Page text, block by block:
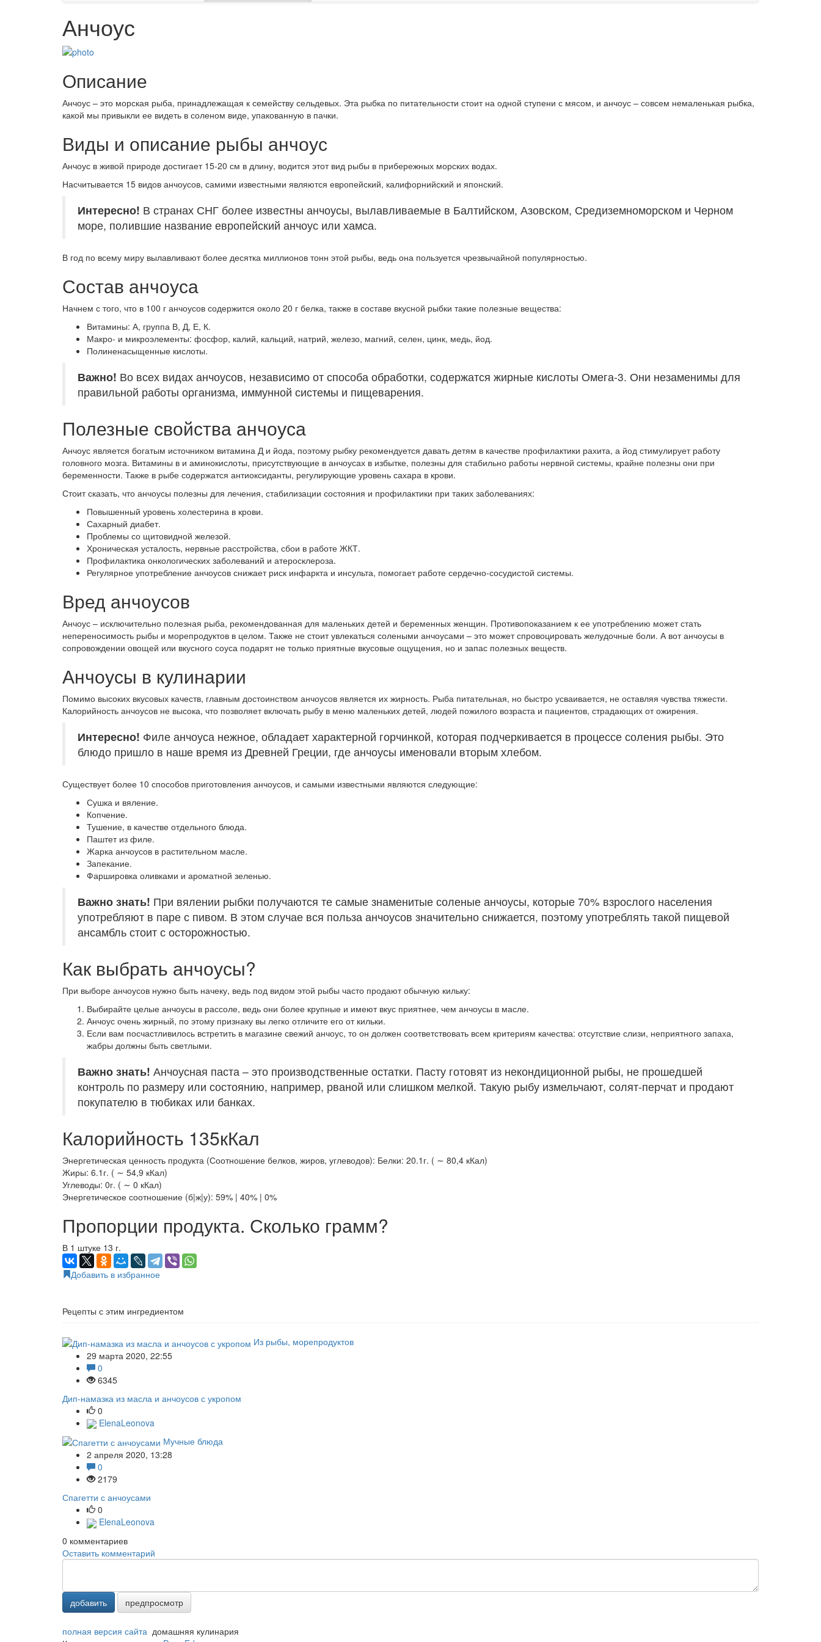
Анчоус
Описание
Анчоус – это морская рыба, принадлежащая к семейству сельдевых. Эта рыбка по питательности стоит на одной ступени с мясом, и анчоус – совсем немаленькая рыбка,
какой мы привыкли ее видеть в соленом виде, упакованную в пачки.
Виды и описание рыбы анчоус
Анчоус в живой природе достигает 15-20 см в длину, водится этот вид рыбы в прибережных морских водах.
Насчитывается 15 видов анчоусов, самими известными являются европейский, калифорнийский и японский.
Интересно! В странах СНГ более известны анчоусы, вылавливаемые в Балтийском, Азовском, Средиземноморском и Черном
море, полившие название европейский анчоус или хамса.
В год по всему миру вылавливают более десятка миллионов тонн этой рыбы, ведь она пользуется чрезвычайной популярностью.
Состав анчоуса
Начнем с того, что в 100 г анчоусов содержится около 20 г белка, также в составе вкусной рыбки такие полезные вещества:
Витамины: А, группа В, Д, Е, К.
Макро- и микроэлементы: фосфор, калий, кальций, натрий, железо, магний, селен, цинк, медь, йод.
Полиненасыщенные кислоты.
Важно! Во всех видах анчоусов, независимо от способа обработки, содержатся жирные кислоты Омега-3. Они незаменимы для
правильной работы организма, иммунной системы и пищеварения.
Полезные свойства анчоуса
Анчоус является богатым источником витамина Д и йода, поэтому рыбку рекомендуется давать детям в качестве профилактики рахита, а йод стимулирует работу
головного мозга. Витамины в и аминокислоты, присутствующие в анчоусах в избытке, полезны для стабильно работы нервной системы, крайне полезны они при
беременности. Также в рыбе содержатся антиоксиданты, регулирующие уровень сахара в крови.
Стоит сказать, что анчоусы полезны для лечения, стабилизации состояния и профилактики при таких заболеваниях:
Повышенный уровень холестерина в крови.
Сахарный диабет.
Проблемы со щитовидной железой.
Хроническая усталость, нервные расстройства, сбои в работе ЖКТ.
Профилактика онкологических заболеваний и атеросклероза.
Регулярное употребление анчоусов снижает риск инфаркта и инсульта, помогает работе сердечно-сосудистой системы.
Вред анчоусов
Анчоус – исключительно полезная рыба, рекомендованная для маленьких детей и беременных женщин. Противопоказанием к ее употреблению может стать
непереносимость рыбы и морепродуктов в целом. Также не стоит увлекаться солеными анчоусами – это может спровоцировать желудочные боли. А вот анчоусы в
сопровождении овощей или вкусного соуса подарят не только приятные вкусовые ощущения, но и запас полезных веществ.
Анчоусы в кулинарии
Помимо высоких вкусовых качеств, главным достоинством анчоусов является их жирность. Рыба питательная, но быстро усваивается, не оставляя чувства тяжести.
Калорийность анчоусов не высока, что позволяет включать рыбу в меню маленьких детей, людей пожилого возраста и пациентов, страдающих от ожирения.
Интересно! Филе анчоуса нежное, обладает характерной горчинкой, которая подчеркивается в процессе соления рыбы. Это
блюдо пришло в наше время из Древней Греции, где анчоусы именовали вторым хлебом.
Существует более 10 способов приготовления анчоусов, и самыми известными являются следующие:
Сушка и вяление.
Копчение.
Тушение, в качестве отдельного блюда.
Паштет из филе.
Жарка анчоусов в растительном масле.
Запекание.
Фаршировка оливками и ароматной зеленью.
Важно знать! При вялении рыбки получаются те самые знаменитые соленые анчоусы, которые 70% взрослого населения
употребляют в паре с пивом. В этом случае вся польза анчоусов значительно снижается, поэтому употреблять такой пищевой
ансамбль стоит с осторожностью.
Как выбрать анчоусы?
При выборе анчоусов нужно быть начеку, ведь под видом этой рыбы часто продают обычную кильку:
Выбирайте целые анчоусы в рассоле, ведь они более крупные и имеют вкус приятнее, чем анчоусы в масле.
Анчоус очень жирный, по этому признаку вы легко отличите его от кильки.
Если вам посчастливилось встретить в магазине свежий анчоус, то он должен соответствовать всем критериям качества: отсутствие слизи, неприятного запаха,
жабры должны быть светлыми.
Важно знать! Анчоусная паста – это производственные остатки. Пасту готовят из некондиционной рыбы, не прошедшей
контроль по размеру или состоянию, например, рваной или слишком мелкой. Такую рыбу измельчают, солят-перчат и продают
покупателю в тюбиках или банках.
Калорийность 135кКал
Энергетическая ценность продукта (Соотношение белков, жиров, углеводов): Белки: 20.1г. ( ∼ 80,4 кКал)
Жиры: 6.1г. ( ∼ 54,9 кКал)
Углеводы: 0г. ( ∼ 0 кКал)
Энергетическое соотношение (б|ж|у): 59% | 40% | 0%
Пропорции продукта. Сколько грамм?
В 1 штуке 13 г.
Добавить в избранное
Рецепты с этим ингредиентом
Из рыбы, морепродуктов
29 марта 2020, 22:55
0
6345
Дип-намазка из масла и анчоусов с укропом
0
ElenaLeonova
Мучные блюда
2 апреля 2020, 13:28
0
2179
Спагетти с анчоусами
0
ElenaLeonova
0 комментариев
Оставить комментарий
добавить предпросмотр
полная версия сайта домашняя кулинария